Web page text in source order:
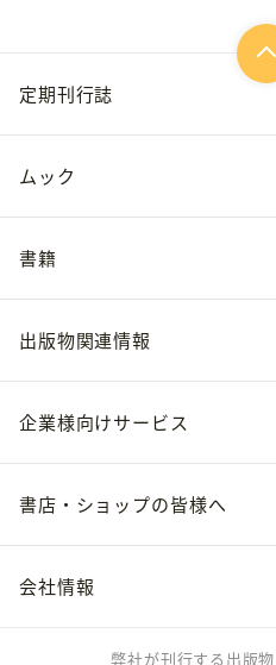
定期刊行誌
ムック
書籍
出版物関連情報
企業様向けサービス
書店・ショップの皆様へ
会社情報
弊社が刊行する出版